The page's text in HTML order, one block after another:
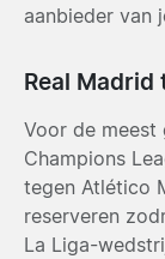
aanbieder van
Real Madrid
Voor de meest
Champions
tegen Atlético
reserveren
La Liga-